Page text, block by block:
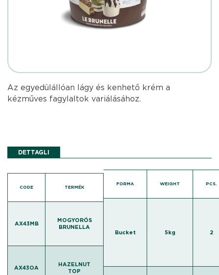
Az egyedülállóan lágy és kenhető krém a
kézműves fagylaltok variálásához.
DETTAGLI
CODE TERMÉK
AX43MB
MOGYORÓS
BRUNELLA
AX43OA
HAZELNUT
TOP
FORMA WEIGHT PCS.
Bucket 5kg 2